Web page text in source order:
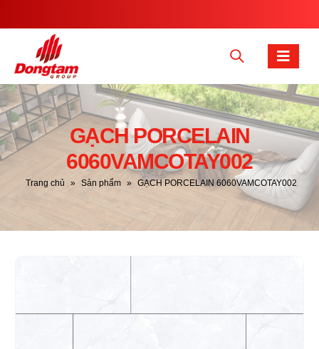
GẠCH PORCELAIN
6060VAMCOTAY002
Trang chủ » Sản phẩm » GẠCH PORCELAIN 6060VAMCOTAY002